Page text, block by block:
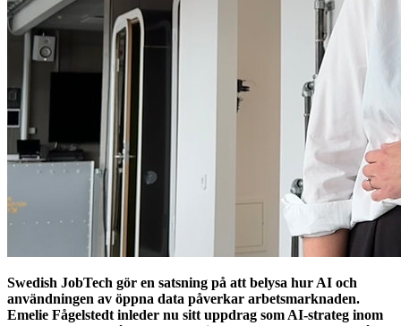
Swedish JobTech gör en satsning på att belysa hur AI och
användningen av öppna data påverkar arbetsmarknaden.
Emelie Fågelstedt inleder nu sitt uppdrag som AI-strateg inom